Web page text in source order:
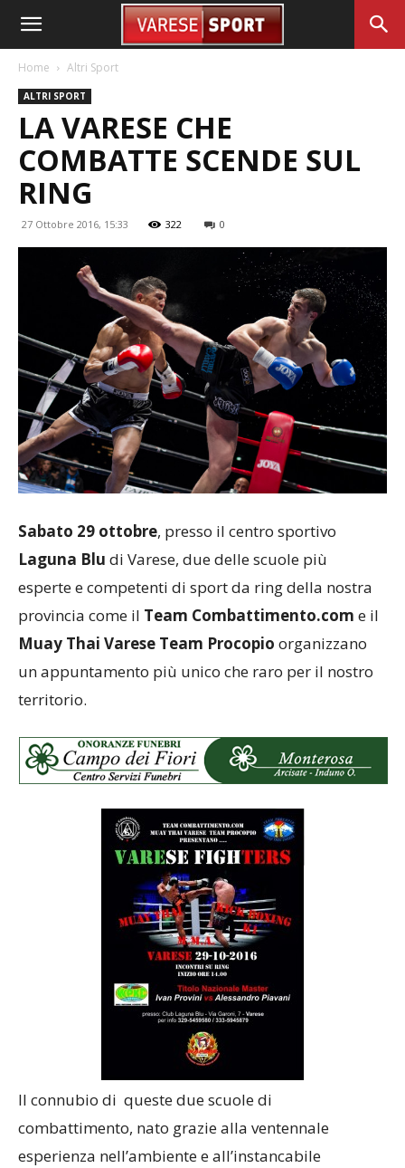
Home Altri Sport
ALTRI SPORT
LA VARESE CHE
COMBATTE SCENDE SUL
RING
27 Ottobre 2016, 15:33 322 0
Sabato 29 ottobre, presso il centro sportivo
Laguna Blu di Varese, due delle scuole più
esperte e competenti di sport da ring della nostra
provincia come il Team Combattimento.com e il
Muay Thai Varese Team Procopio organizzano
un appuntamento più unico che raro per il nostro
territorio.
Il connubio di queste due scuole di
combattimento, nato grazie alla ventennale
esperienza nell’ambiente e all’instancabile